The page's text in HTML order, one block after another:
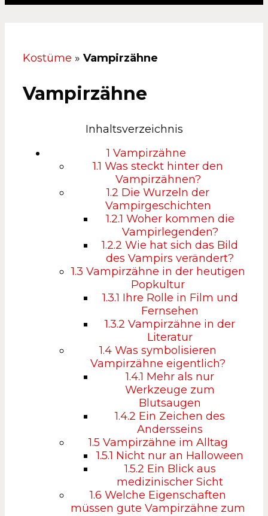
Kostüme » Vampirzähne
Vampirzähne
Inhaltsverzeichnis
1 Vampirzähne
1.1 Was steckt hinter den
Vampirzähnen?
1.2 Die Wurzeln der
Vampirgeschichten
1.2.1 Woher kommen die
Vampirlegenden?
1.2.2 Wie hat sich das Bild
des Vampirs verändert?
1.3 Vampirzähne in der heutigen
Popkultur
1.3.1 Ihre Rolle in Film und
Fernsehen
1.3.2 Vampirzähne in der
Literatur
1.4 Was symbolisieren
Vampirzähne eigentlich?
1.4.1 Mehr als nur
Werkzeuge zum
Blutsaugen
1.4.2 Ein Zeichen des
Andersseins
1.5 Vampirzähne im Alltag
1.5.1 Nicht nur an Halloween
1.5.2 Ein Blick aus
medizinischer Sicht
1.6 Welche Eigenschaften
müssen gute Vampirzähne zum